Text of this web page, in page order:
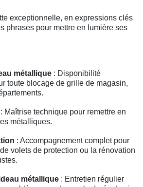
exceptionnelle, en expressions clés
phrases pour mettre en lumière ses
métallique : Disponibilité
toute blocage de grille de magasin,
: Maîtrise technique pour remettre en
métalliques.
: Accompagnement complet pour
volets de protection ou la rénovation
métallique : Entretien régulier